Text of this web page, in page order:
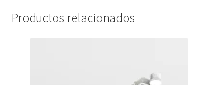
Productos relacionados